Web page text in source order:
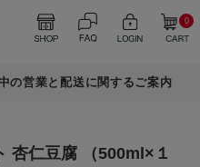
0
の営業と配送に関するご案内
杏仁豆腐 （500ml×１